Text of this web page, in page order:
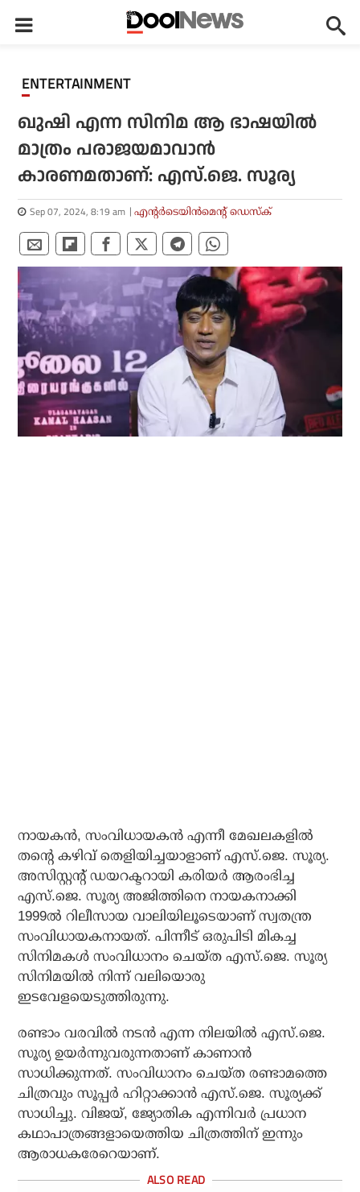
ENTERTAINMENT
ഖുഷി എന്ന സിനിമ ആ ഭാഷയില്‍
മാത്രം പരാജയമാവാന്‍
കാരണമതാണ്: എസ്.ജെ. സൂര്യ
Sep 07, 2024, 8:19 am എന്റര്‍ടെയിന്‍മെന്റ് ഡെസ്‌ക്
നായകന്‍, സംവിധായകന്‍ എന്നീ മേഖലകളില്‍
തന്റെ കഴിവ് തെളിയിച്ചയാളാണ് എസ്.ജെ. സൂര്യ.
അസിസ്റ്റന്റ് ഡയറക്ടറായി കരിയര്‍ ആരംഭിച്ച
എസ്.ജെ. സൂര്യ അജിത്തിനെ നായകനാക്കി
1999ല്‍ റിലീസായ വാലിയിലൂടെയാണ് സ്വതന്ത്ര
സംവിധായകനായത്. പിന്നീട് ഒരുപിടി മികച്ച
സിനിമകള്‍ സംവിധാനം ചെയ്ത എസ്.ജെ. സൂര്യ
സിനിമയില്‍ നിന്ന് വലിയൊരു
ഇടവേളയെടുത്തിരുന്നു.
രണ്ടാം വരവില്‍ നടന്‍ എന്ന നിലയില്‍ എസ്.ജെ.
സൂര്യ ഉയര്‍ന്നുവരുന്നതാണ് കാണാന്‍
സാധിക്കുന്നത്. സംവിധാനം ചെയ്ത രണ്ടാമത്തെ
ചിത്രവും സൂപ്പര്‍ ഹിറ്റാക്കാന്‍ എസ്.ജെ. സൂര്യക്ക്
സാധിച്ചു. വിജയ്, ജ്യോതിക എന്നിവര്‍ പ്രധാന
കഥാപാത്രങ്ങളായെത്തിയ ചിത്രത്തിന് ഇന്നും
ആരാധകരേറെയാണ്.